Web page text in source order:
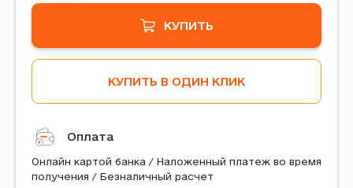
КУПИТЬ
КУПИТЬ В ОДИН КЛИК
Оплата
Онлайн картой банка / Наложенный платеж во время
получения / Безналичный расчет